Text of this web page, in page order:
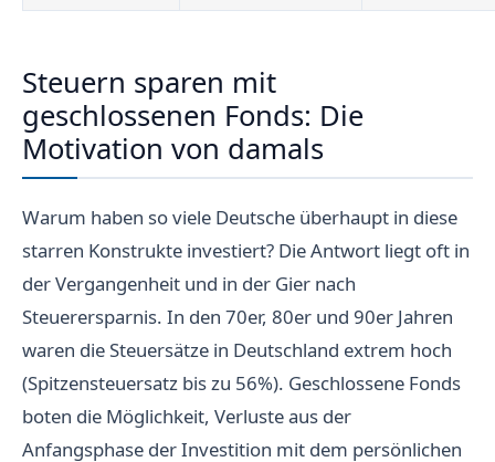
Steuern sparen mit
geschlossenen Fonds: Die
Motivation von damals
Warum haben so viele Deutsche überhaupt in diese
starren Konstrukte investiert? Die Antwort liegt oft in
der Vergangenheit und in der Gier nach
Steuerersparnis. In den 70er, 80er und 90er Jahren
waren die Steuersätze in Deutschland extrem hoch
(Spitzensteuersatz bis zu 56%). Geschlossene Fonds
boten die Möglichkeit, Verluste aus der
Anfangsphase der Investition mit dem persönlichen